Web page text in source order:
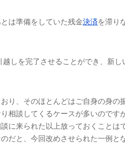
は準備をしていた残金決済を滞り
しを完了させることができ、新
り、そのほとんどはご自身の身の
相談してくるケースが多いのです
に来られた以上放っておくことは
だと、今回改めさせられた一例と